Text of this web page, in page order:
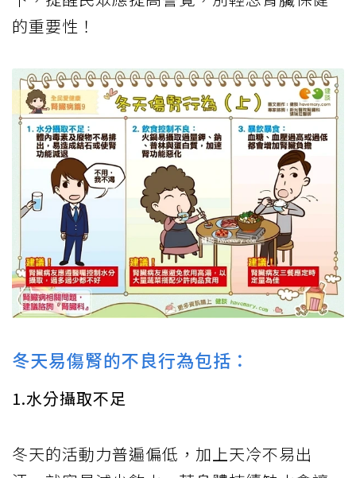
的重要性！
冬天易傷腎的不良行為包括：
1.水分攝取不足
冬天的活動力普遍偏低，加上天冷不易出